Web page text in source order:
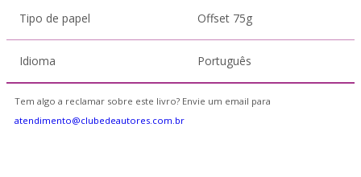
Tipo de papel Offset 75g
Idioma Português
Tem algo a reclamar sobre este livro? Envie um email para
atendimento@clubedeautores.com.br